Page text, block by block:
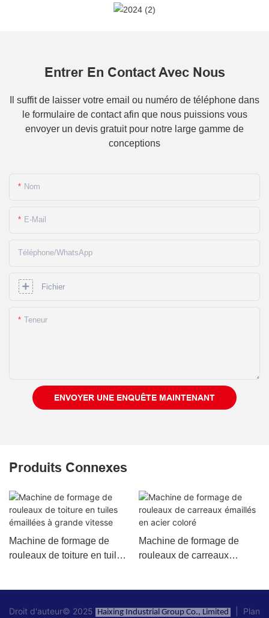
Entrer En Contact Avec Nous
Il suffit de laisser votre email ou numéro de téléphone dans
le formulaire de contact afin que nous puissions vous
envoyer un devis gratuit pour notre large gamme de
conceptions
Nom
E-Mail
Téléphone/WhatsApp
Fichier
Teneur
ENVOYER UNE ENQUÊTE MAINTENANT
Produits Connexes
Machine de formage de
rouleaux de toiture en tuiles
Machine de formage de
rouleaux de carreaux
Droit d'auteur© 2025 Haixing Industrial Group Co., Limited Plan